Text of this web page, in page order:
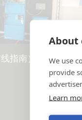
About
We use
provide
Learn
指南）